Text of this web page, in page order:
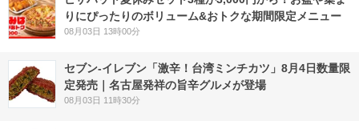
りにぴったりのボリューム&おトクな期間限定メニュー
08月03日 13時00分
セブン-イレブン「激辛！台湾ミンチカツ」8月4日数量限
定発売｜名古屋発祥の旨辛グルメが登場
08月03日 11時30分